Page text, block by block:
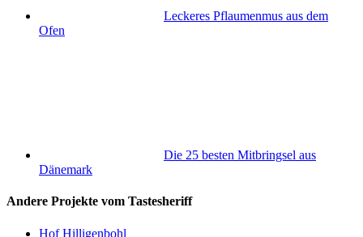
Leckeres Pflaumenmus aus dem
Ofen
Die 25 besten Mitbringsel aus
Dänemark
Andere Projekte vom Tastesheriff
Hof Hilligenbohl